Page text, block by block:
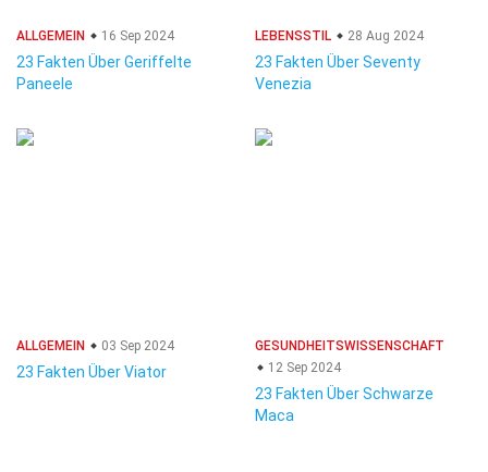
ALLGEMEIN 16 Sep 2024
23 Fakten Über Geriffelte
Paneele
LEBENSSTIL 28 Aug 2024
23 Fakten Über Seventy
Venezia
ALLGEMEIN 03 Sep 2024
23 Fakten Über Viator
GESUNDHEITSWISSENSCHAFT
12 Sep 2024
23 Fakten Über Schwarze
Maca